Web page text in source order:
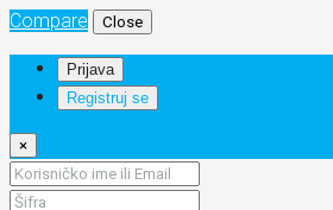
Compare Close
Prijava
Registruj se
×